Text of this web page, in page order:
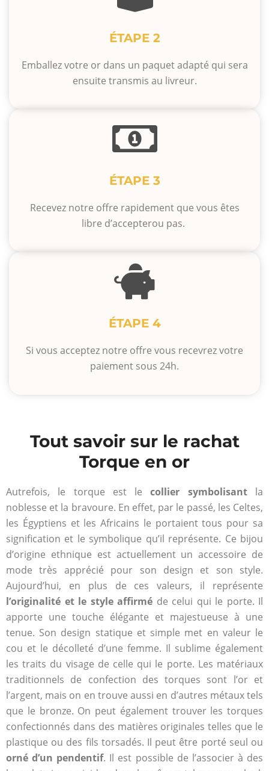
ÉTAPE 2
Emballez votre or dans un paquet adapté qui sera
ensuite transmis au livreur.
ÉTAPE 3
Recevez notre offre rapidement que vous êtes
libre d’accepterou pas.
ÉTAPE 4
Si vous acceptez notre offre vous recevrez votre
paiement sous 24h.
Tout savoir sur le rachat
Torque en or
Autrefois, le torque est lecollier symbolisantla
noblesse et la bravoure. En effet, par le passé, les Celtes,
les Égyptiens et les Africains le portaient tous pour sa
signification et le symbolique qu’il représente. Ce bijou
d’origine ethnique est actuellement un accessoire de
mode très apprécié pour son design et son style.
Aujourd’hui, en plus de ces valeurs, il représente
l’originalité et le style affirmé de celui qui le porte. Il
apporte une touche élégante et majestueuse à une
tenue. Son design statique et simple met en valeur le
cou et le décolleté d’une femme. Il sublime également
les traits du visage de celle qui le porte. Les matériaux
traditionnels de confection des torques sont l’or et
l’argent, mais on en trouve aussi en d’autres métaux tels
que le bronze. On peut également trouver les torques
confectionnés dans des matières originales telles que le
plastique ou des fils torsadés. Il peut être porté seul ou
orné d’un pendentif. Il est possible de l’associer à des